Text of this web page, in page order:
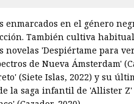
en el género
También cultiva
'Despiértame para
de Nueva Ámsterdam'
(Siete Islas, 2022) y su
la saga infantil de 'Allister Z'